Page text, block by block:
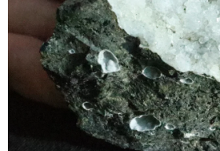
KRYSTALY
ČLÁNKY
NALEZIŠTĚ
NÁŠ PŘÍBĚH